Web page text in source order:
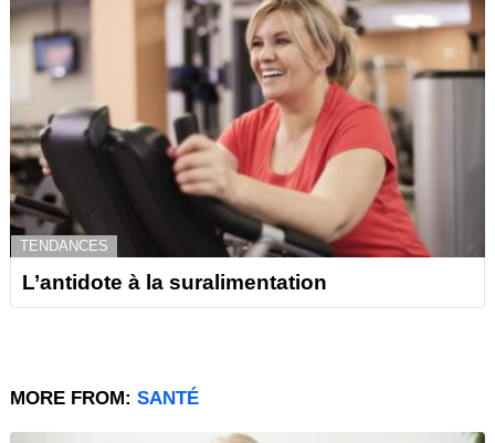
TENDANCES
L’antidote à la suralimentation
MORE FROM: SANTÉ